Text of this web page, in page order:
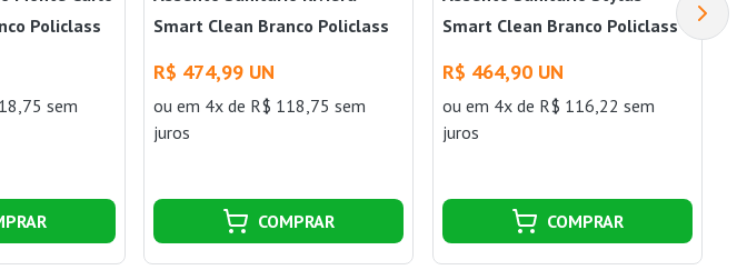
Policlass
sem
Smart Clean Branco Policlass
R$ 474,99 UN
ouem 4x de R$ 118,75 sem
juros
COMPRAR
Smart Clean Branco Policlass
R$ 464,90 UN
ou em 4x de R$ 116,22 sem
juros
COMPRAR